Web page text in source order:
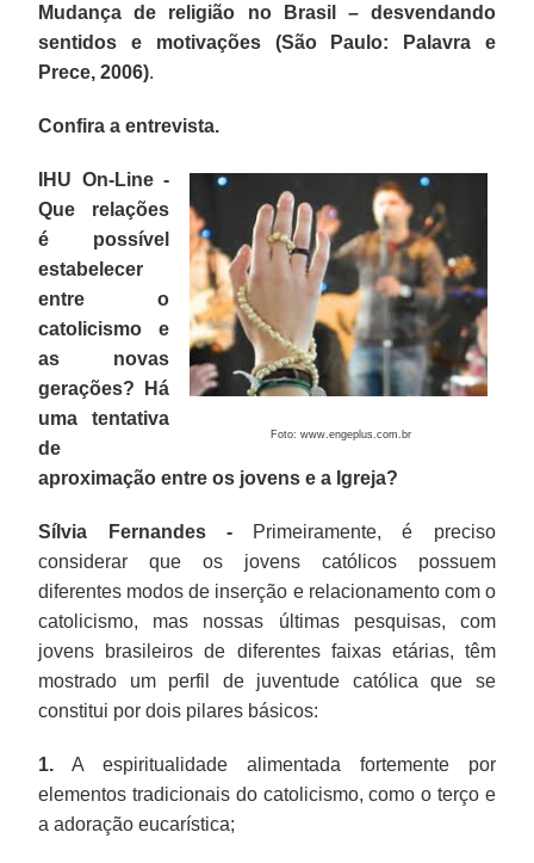
Mudança de religião no Brasil – desvendando
sentidos e motivações (São Paulo: Palavra e
Prece, 2006).
Confira a entrevista.
Foto: www.engeplus.com.br
IHU On-Line -
Que relações
é possível
estabelecer
entre o
catolicismo e
as novas
gerações? Há
uma tentativa
de
aproximação entre os jovens e a Igreja?
Sílvia Fernandes -Primeiramente, é preciso
considerar que os jovens católicos possuem
diferentes modos de inserção e relacionamento com o
catolicismo, mas nossas últimas pesquisas, com
jovens brasileiros de diferentes faixas etárias, têm
mostrado um perfil de juventude católica que se
constitui por dois pilares básicos:
1. A espiritualidade alimentada fortemente por
elementos tradicionais do catolicismo, como o terço e
a adoração eucarística;